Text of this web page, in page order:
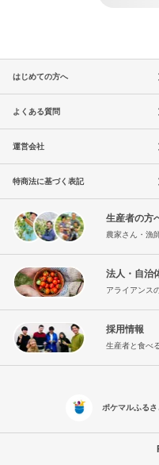
はじめての方へ
よくある質問
運営会社
特商法に基づく表記
生産者の方
農家さん・漁
法人・自治
アライアンス
採用情報
生産者と食べ
ポケマルふる